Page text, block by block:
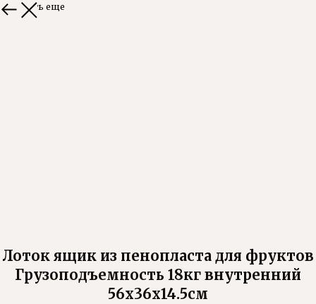
Смотреть еще
Лоток ящик из пенопласта для фруктов
Грузоподъемность 18кг внутренний
56х36х14.5см